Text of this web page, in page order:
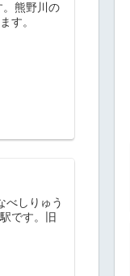
。熊野川の
す。
べしりゅう
です。旧